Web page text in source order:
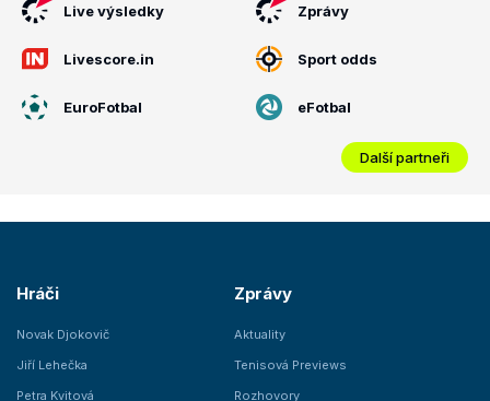
Live výsledky Zprávy
Livescore.in Sport odds
EuroFotbal eFotbal
Další partneři
Hráči
Novak Djokovič
Jiří Lehečka
Petra Kvitová
Zprávy
Aktuality
Tenisová Previews
Rozhovory